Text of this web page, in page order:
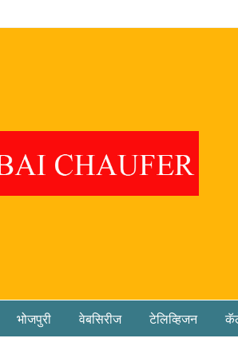
भोजपुरी वेबसिरीज टेलिव्हिजन